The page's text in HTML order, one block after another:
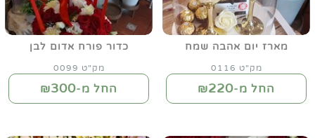
מארז יום אהבה שמח
מק"ט 0116
החל מ-₪220
כדור פורח אדום לבן
מק"ט 0099
החל מ-₪300